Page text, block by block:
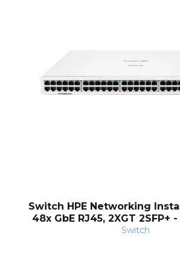
Switch HPE Networking
48x GbE RJ45, 2XGT 2SFP+
Switch